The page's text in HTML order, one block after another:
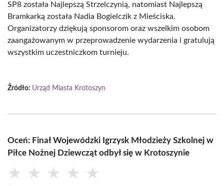
SP8 została Najlepszą Strzelczynią, natomiast Najlepszą
Bramkarką została Nadia Bogielczik z Mieściska.
Organizatorzy dziękują sponsorom oraz wszelkim osobom
zaangażowanym w przeprowadzenie wydarzenia i gratulują
wszystkim uczestniczkom turnieju.
Źródło: Urząd Miasta Krotoszyn
Oceń: Finał Wojewódzki Igrzysk Młodzieży Szkolnej w
Piłce Nożnej Dziewcząt odbył się w Krotoszynie
★ ★ ★ ★ ★